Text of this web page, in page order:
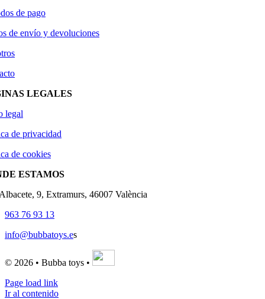
de pago
de envío y devoluciones
LEGALES
legal
de privacidad
de cookies
ESTAMOS
9, Extramurs, 46007 València
963 76 93 13
info@bubbatoys.es
© 2026 • Bubba toys •
Page load link
Ir al contenido